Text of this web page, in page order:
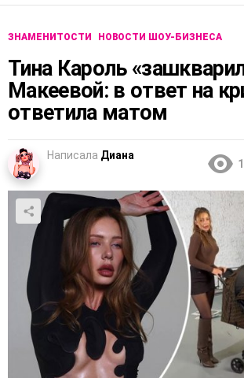
ЗНАМЕНИТОСТИ НОВОСТИ ШОУ-БИЗНЕСА
Тина Кароль
Макеевой: в ответ на
ответила матом
Написала Диана